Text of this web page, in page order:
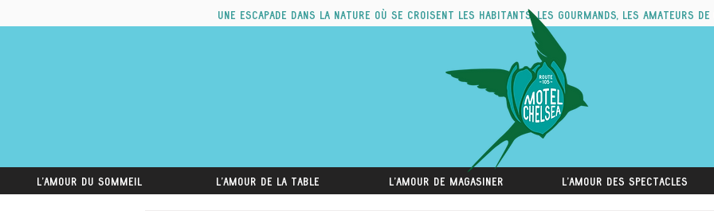
Une escapade dans la nature où se croisent les habitants, les gourmands, les amateurs
L'amour du sommeil L'amour de la table L'amour de magasiner L'amour des spectacles